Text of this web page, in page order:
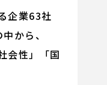
企業63社
から、
会性」「国